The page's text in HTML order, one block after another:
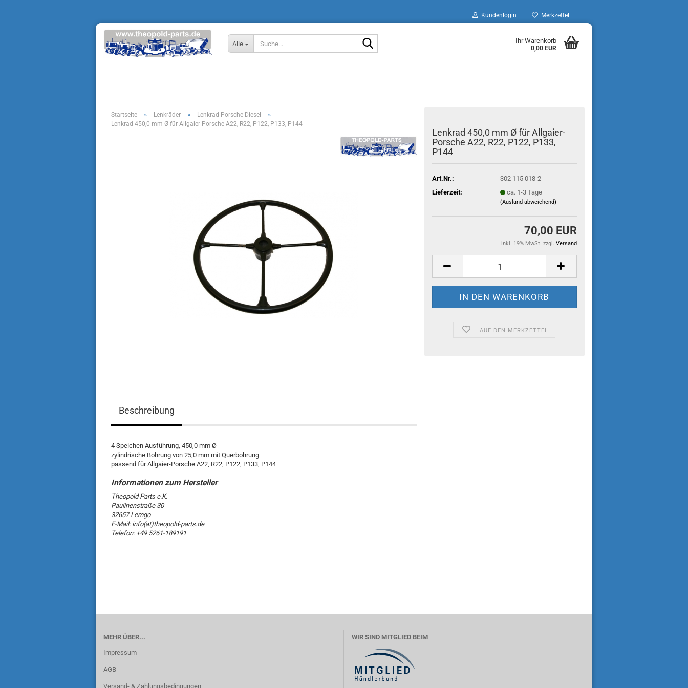
Kundenlogin Merkzettel
Alle Ihr Warenkorb
0,00 EUR
Startseite » Lenkräder » Lenkrad Porsche-Diesel »
Lenkrad 450,0 mm Ø für Allgaier-Porsche A22, R22, P122, P133, P144
Lenkrad 450,0 mm Ø für Allgaier-
Porsche A22, R22, P122, P133,
P144
Art.Nr.:
302 115 018-2
Lieferzeit:
ca. 1-3 Tage
(Ausland abweichend)
70,00 EUR
inkl. 19% MwSt. zzgl. Versand
AUF DEN MERKZETTEL
Beschreibung
4 Speichen Ausführung, 450,0 mm Ø
zylindrische Bohrung von 25,0 mm mit Querbohrung
passend für Allgaier-Porsche A22, R22, P122, P133, P144
Theopold Parts e.K.
Paulinenstraße 30
32657 Lemgo
E-Mail: info(at)theopold-parts.de
Telefon: +49 5261-189191
MEHR ÜBER...
Impressum
AGB
Versand- & Zahlungsbedingungen
WIR SIND MITGLIED BEIM